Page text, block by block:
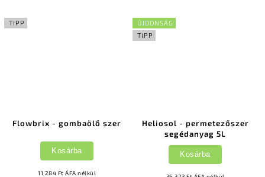
TIPP
Flowbrix - gombaölő szer
11 284 Ft ÁFA nélkül
Kosárba
ÚJDONSÁG
TIPP
Heliosol - permetezőszer
segédanyag 5L
Kosárba